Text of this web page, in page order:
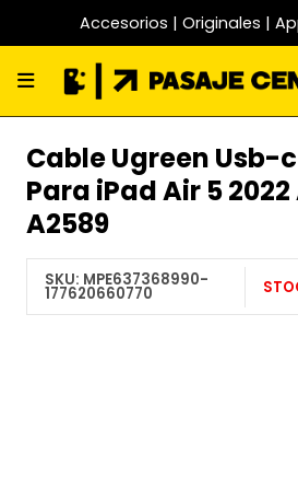
Accesorios | Originales |
Cable Ugreen Usb-
Para iPad Air 5 2022
A2589
SKU: MPE637368990-
177620660770